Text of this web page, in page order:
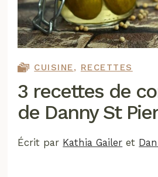
CUISINE, RECETTES
3 recettes de
de Danny St
Écrit par Kathia Gailer et